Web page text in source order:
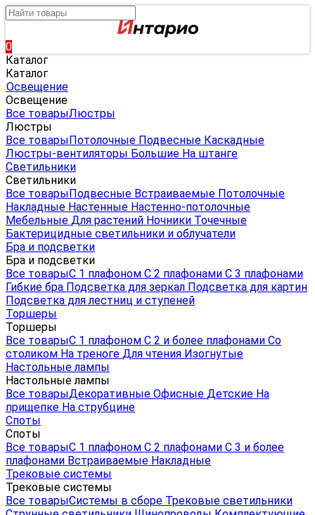
0
Каталог
Каталог
Освещение
Освещение
Все товарыЛюстры
Люстры
Все товарыПотолочные Подвесные Каскадные
Люстры-вентиляторы Большие На штанге
Светильники
Светильники
Все товарыПодвесные Встраиваемые Потолочные
Накладные Настенные Настенно-потолочные
Мебельные Для растений Ночники Точечные
Бактерицидные светильники и облучатели
Бра и подсветки
Бра и подсветки
Все товарыС 1 плафоном С 2 плафонами С 3 плафонами
Гибкие бра Подсветка для зеркал Подсветка для картин
Подсветка для лестниц и ступеней
Торшеры
Торшеры
Все товарыС 1 плафоном С 2 и более плафонами Со
столиком На треноге Для чтения Изогнутые
Настольные лампы
Настольные лампы
Все товарыДекоративные Офисные Детские На
прищепке На струбцине
Споты
Споты
Все товарыС 1 плафоном С 2 плафонами С 3 и более
плафонами Встраиваемые Накладные
Трековые системы
Трековые системы
Все товарыСистемы в сборе Трековые светильники